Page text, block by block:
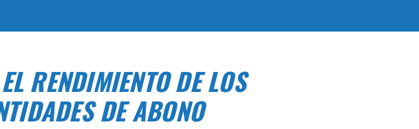
RENDIMIENTO DE LOS
DE ABONO